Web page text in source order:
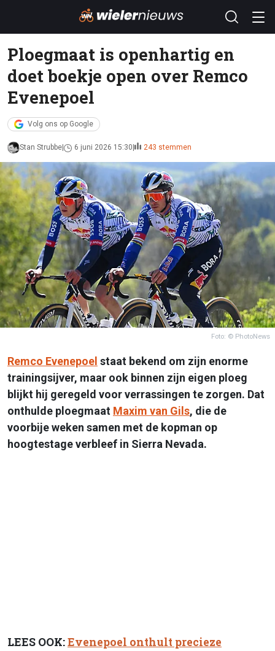
Ploegmaat is openhartig en
doet boekje open over Remco
Evenepoel
Volg ons op Google
Stan Strubbe 6 juni 2026 15:30 243 stemmen
Foto: © PhotoNews
Remco Evenepoel staat bekend om zijn enorme
trainingsijver, maar ook binnen zijn eigen ploeg
blijkt hij geregeld voor verrassingen te zorgen. Dat
onthulde ploegmaat Maxim van Gils, die de
voorbije weken samen met de kopman op
hoogtestage verbleef in Sierra Nevada.
LEES OOK:Evenepoel onthult precieze